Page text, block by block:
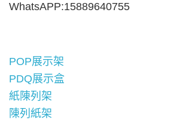
WhatsAPP:15889640755
POP展示架
PDQ展示盒
紙陳列架
陳列紙架